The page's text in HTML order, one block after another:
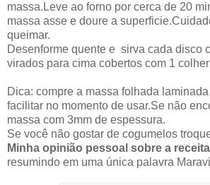
massa.Leve ao forno por cerca de 20
massa asse e doure a
queimar.
Desenforme quente e sirva cada disco
virados para cima cobertos com 1
Dica: compre a massa folhada
facilitar no momento de usar.Se não
massa com 3mm de espessura.
Se você não gostar de cogumelos
Minha opinião pessoal sobre a
resumindo em uma única palavra